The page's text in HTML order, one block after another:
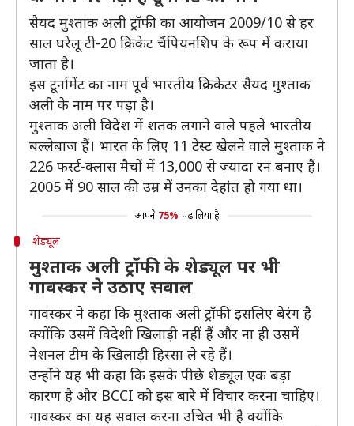
सैयद मुश्ताक अली ट्रॉफी का आयोजन 2009/10 से हर
साल घरेलू टी-20 क्रिकेट चैंपियनशिप के रूप में कराया
जाता है।
इस टूर्नामेंट का नाम पूर्व भारतीय क्रिकेटर सैयद मुश्ताक
अली के नाम पर पड़ा है।
मुश्ताक अली विदेश में शतक लगाने वाले पहले भारतीय
बल्लेबाज हैं। भारत के लिए 11 टेस्ट खेलने वाले मुश्ताक ने
226 फर्स्ट-क्लास मैचों में 13,000 से ज़्यादा रन बनाए हैं।
2005 में 90 साल की उम्र में उनका देहांत हो गया था।
आपने 75% पढ़ लिया है
शेड्यूल
मुश्ताक अली ट्रॉफी के शेड्यूल पर भी
गावस्कर ने उठाए सवाल
गावस्कर ने कहा कि मुश्ताक अली ट्रॉफी इसलिए बेरंग है
क्योंकि उसमें विदेशी खिलाड़ी नहीं हैं और ना ही उसमें
नेशनल टीम के खिलाड़ी हिस्सा ले रहे हैं।
उन्होंने यह भी कहा कि इसके पीछे शेड्यूल एक बड़ा
कारण है और BCCI को इस बारे में विचार करना चाहिए।
गावस्कर का यह सवाल करना उचित भी है क्योंकि